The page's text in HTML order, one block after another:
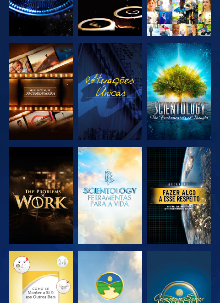
EXPLORAR A
SÉRIE
VER
EXPLORAR A
SÉRIE
EXPLORAR A
SÉRIE
EXPLORAR A
SÉRIE
VER
VER VER VER